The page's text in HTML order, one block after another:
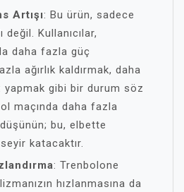
Artışı: Bu ürün, sadece
değil. Kullanıcılar,
daha fazla güç
ağırlık kaldırmak, daha
gibi bir durum söz
maçında daha fazla
bu, elbette
katacaktır.
: Trenbolone
hızlanmasına da